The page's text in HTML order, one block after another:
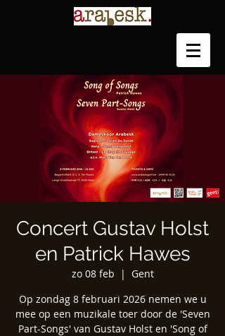
Concert Gustav Holst
en Patrick Hawes
zo 08 feb
  |
Gent
Op zondag 8 februari 2026 nemen we u
mee op een muzikale toer door de 'Seven
Part-Songs' van Gustav Holst en 'Song of